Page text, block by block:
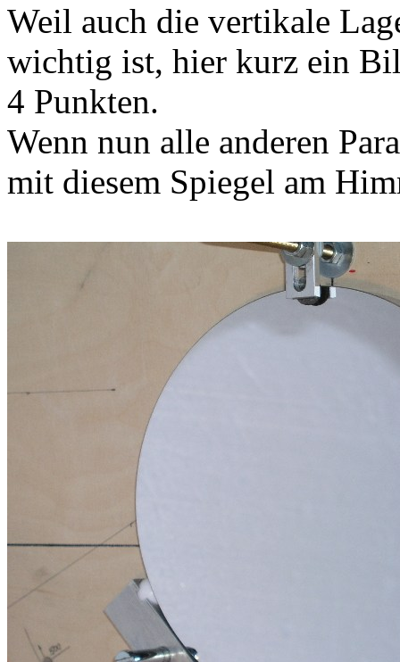
Weil auch die vertikale
wichtig ist, hier kurz ein
4 Punkten.
Wenn nun alle anderen
mit diesem Spiegel am